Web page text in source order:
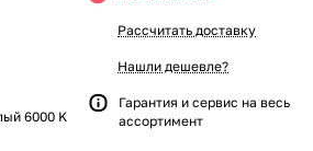
6000 K
Рассчитать доставку
Нашли дешевле?
Гарантия и сервис на весь
ассортимент